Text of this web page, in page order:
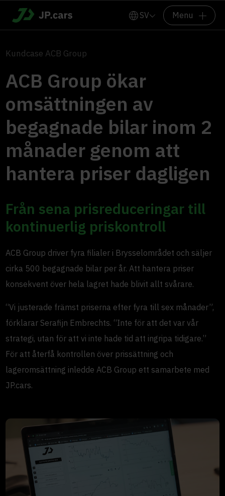
SV Menu
Kundcase ACB Group
ACB Group ökar
omsättningen av
begagnade bilar inom 2
månader genom att
hantera priser dagligen
Från sena prisreduceringar till
kontinuerlig priskontroll
ACB Group driver fyra filialer i Brysselområdet och säljer
cirka 500 begagnade bilar per år. Att hantera priser
konsekvent över hela lagret hade blivit allt svårare.
“Vi justerade främst priserna efter fyra till sex månader”,
förklarar Serafijn Embrechts. “Inte för att det var vår
strategi, utan för att vi inte hade tid att ingripa tidigare.”
För att återfå kontrollen över prissättning och
lageromsättning inledde ACB Group ett samarbete med
JP.cars.